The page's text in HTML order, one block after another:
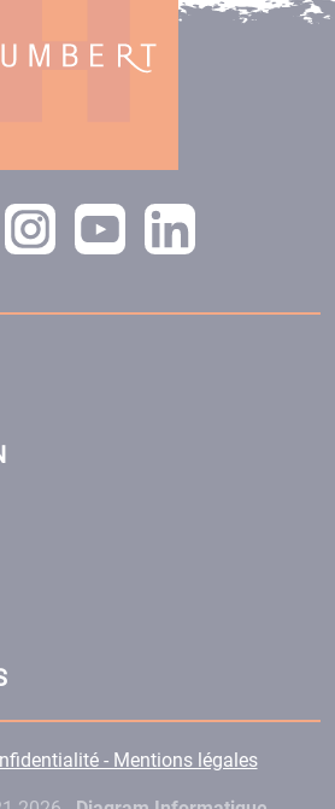
- Mentions légales